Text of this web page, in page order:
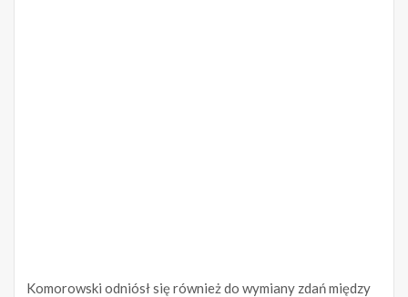
Komorowski odniósł się również do wymiany zdań między